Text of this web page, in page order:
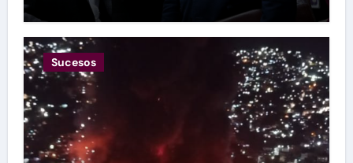
las restricciones
Sucesos